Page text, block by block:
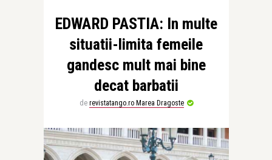
EDWARD PASTIA: In multe
situatii-limita femeile
gandesc mult mai bine
decat barbatii
de revistatango.ro Marea Dragoste